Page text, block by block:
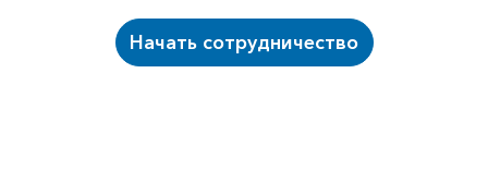
Начать сотрудничество